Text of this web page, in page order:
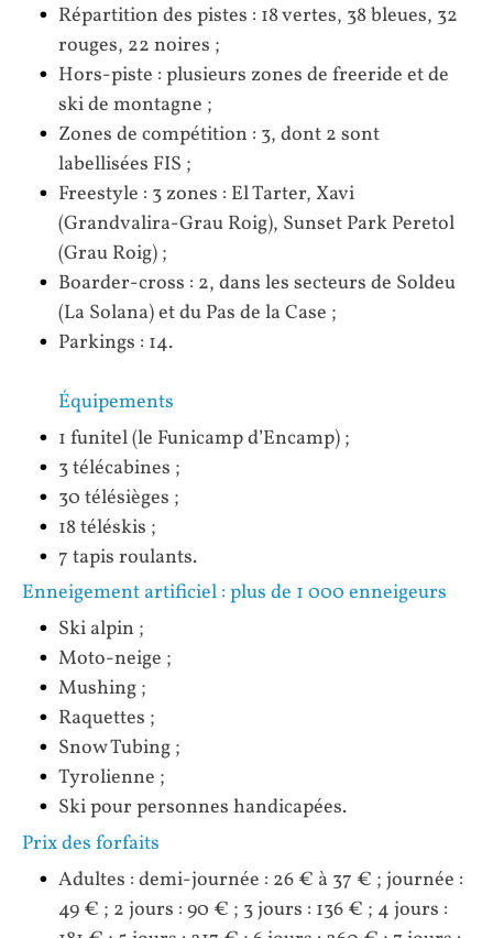
Répartition des pistes : 18 vertes, 38 bleues, 32
rouges, 22 noires ;
Hors-piste : plusieurs zones de freeride et de
ski de montagne ;
Zones de compétition : 3, dont 2 sont
labellisées FIS ;
Freestyle : 3 zones : El Tarter, Xavi
(Grandvalira-Grau Roig), Sunset Park Peretol
(Grau Roig) ;
Boarder-cross : 2, dans les secteurs de Soldeu
(La Solana) et du Pas de la Case ;
Parkings : 14.
Équipements
1 funitel (le Funicamp d’Encamp) ;
3 télécabines ;
30 télésièges ;
18 téléskis ;
7 tapis roulants.
Enneigement artificiel : plus de 1 000 enneigeurs
Ski alpin ;
Moto-neige ;
Mushing ;
Raquettes ;
Snow Tubing ;
Tyrolienne ;
Ski pour personnes handicapées.
Prix des forfaits
Adultes : demi-journée : 26 € à 37 € ; journée :
49 € ; 2 jours : 90 € ; 3 jours : 136 € ; 4 jours :